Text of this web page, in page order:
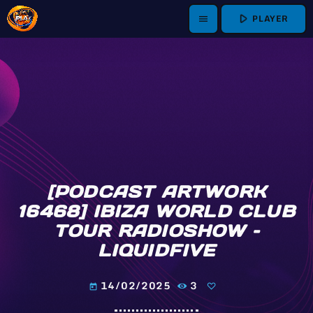
menu play_arrow PLAYER
[PODCAST ARTWORK
16468] IBIZA WORLD CLUB
TOUR RADIOSHOW –
LIQUIDFIVE
today 14/02/2025 3